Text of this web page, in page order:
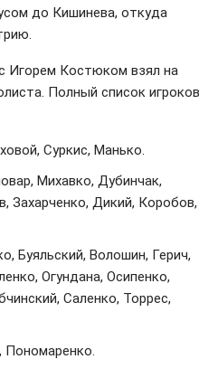
до Кишинева, откуда
Игорем Костюком взял на
Полный список игроков
Суркис, Манько.
Михавко, Дубинчак,
Захарченко, Дикий, Коробов,
Буяльский, Волошин, Герич,
Огундана, Осипенко,
Саленко, Торрес,
Пономаренко.